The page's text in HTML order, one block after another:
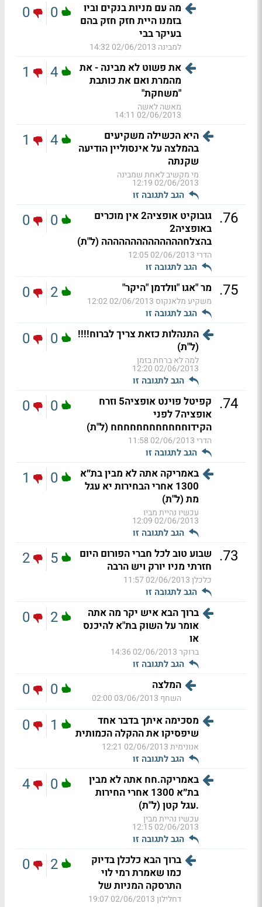
מה עם מניות בנקים וביו
בזמנו היית חזק חזק בהם
בעיקר בבי
למבינה 02/06/2013 14:32
0
0
את פשוט לא מבינה - את
מהמרת ואם את כותבת
"משחקת"
מאשה לאשה
02/06/2013 14:11
4
1
היא הכשילה משקיעים
בהמלצה על אינסוליין הודיעה
שקנתה
מי מקשיב לאחת שמבינה
02/06/2013 12:19
הגב לתגובה זו
4
1
76
.
גובוקיט אופציה2 אין מוכרים
באופציה2
בהצלחהההההההההההההה (ל"ת)
הדרי02/06/2013 12:05
הגב לתגובה זו
0
0
75
. מר "אגו "וולדמן "היקר"
משקיע מלאנקוס 02/06/2013 12:02
הגב לתגובה זו
2
0
התנהלות כזאת צריך לברוח!!!!
(ל"ת)
למה לא ברחת בזמן
02/06/2013 12:20
הגב לתגובה זו
0
0
74
.
קפיטל פוינט אופציה5 וזרח
אופציה7 לפני
הקידוחחחחחחחחחחחח (ל"ת)
הדרי02/06/2013 11:58
הגב לתגובה זו
0
0
באמריקה אתה לא מבין בת״א
1300 אחרי הבחירות יא עגל
מת (ל"ת)
עכשיו נהיית מביו
02/06/2013 12:09
הגב לתגובה זו
0
1
73
. שבוע טוב לכל חברי הפורום היום
חזרתי מניו יורק ויש הרבה
כלכלן02/06/2013 11:57
הגב לתגובה זו
5
2
ברוך הבא איש יקר מה אתה
אומר על השוק בת"א להיכנס
או
ברוקר02/06/2013 14:36
הגב לתגובה זו
2
0
המלצה
השחף 03/06/2013 02:00
0
0
מסכימה איתך בדבר אחד
שיפסיקו את ההקלה הכמותית
אנונימית02/06/2013 12:21
הגב לתגובה זו
1
0
באמריקה.חח אתה לא מבין
בת״א 1300 אחרי החירות
.עגל קטן (ל"ת)
עכשיו נהיית מבין
02/06/2013 12:15
הגב לתגובה זו
0
4
ברוך הבא כלכלן בדיוק
כמו שאמרת רמי לוי
התרסקה המניות של
דחלילון02/06/2013 19:07
2
0